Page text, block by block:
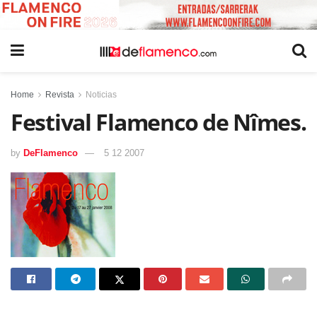
Home Revista Noticias
Festival Flamenco de Nîmes.
by DeFlamenco 5 12 2007